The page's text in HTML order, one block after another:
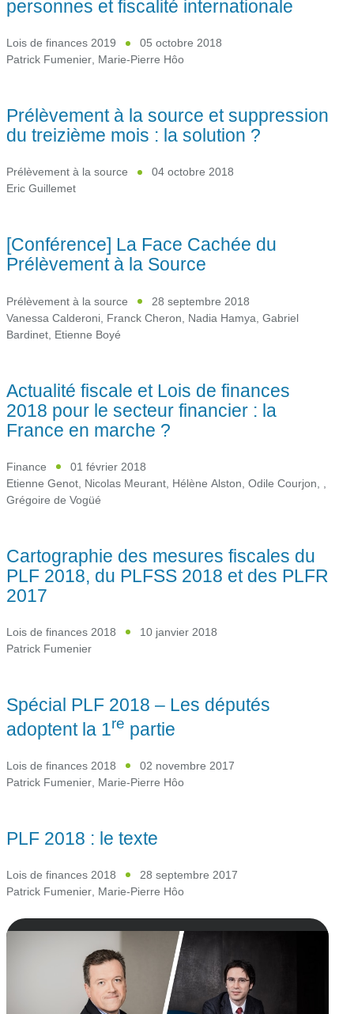
personnes et fiscalité internationale
Lois de finances 2019
05 octobre 2018
Patrick Fumenier, Marie-Pierre Hôo
Prélèvement à la source et suppression
du treizième mois : la solution ?
Prélèvement à la source
04 octobre 2018
Eric Guillemet
[Conférence] La Face Cachée du
Prélèvement à la Source
Prélèvement à la source
28 septembre 2018
Vanessa Calderoni Franck Cheron Nadia Hamya Gabriel
Bardinet Etienne Boyé
Actualité fiscale et Lois de finances
2018 pour le secteur financier : la
France en marche ?
Finance
01 février 2018
Etienne Genot, Nicolas Meurant, Hélène Alston, Odile Courjon, ,
Grégoire de Vogüé
Cartographie des mesures fiscales du
PLF 2018, du PLFSS 2018 et des PLFR
2017
Lois de finances 2018
10 janvier 2018
Patrick Fumenier
Spécial PLF 2018 – Les députés
adoptent la 1re partie
Lois de finances 2018
02 novembre 2017
Patrick Fumenier, Marie-Pierre Hôo
PLF 2018 : le texte
Lois de finances 2018
28 septembre 2017
Patrick Fumenier, Marie-Pierre Hôo